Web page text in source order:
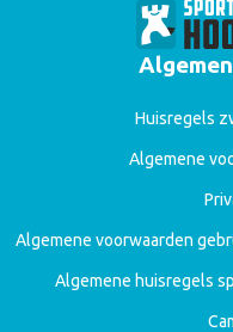
Huisregels
Algemene
Algemene voorwaarden
Algemene huisregels